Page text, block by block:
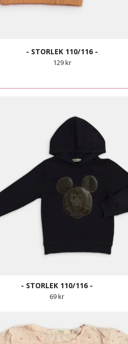
- STORLEK 110/116 -
129 kr
- STORLEK 110/116 -
69 kr